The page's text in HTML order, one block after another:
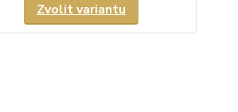
Zvolit variantu